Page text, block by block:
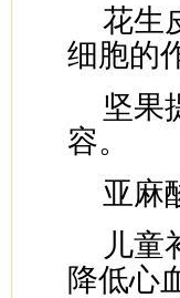
花生
细胞的
坚果
容。
亚麻
儿童
降低心